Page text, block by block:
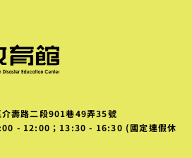
壽路二段901巷49弄35號
- 12:00；13:30 - 16:30 (國定連假休